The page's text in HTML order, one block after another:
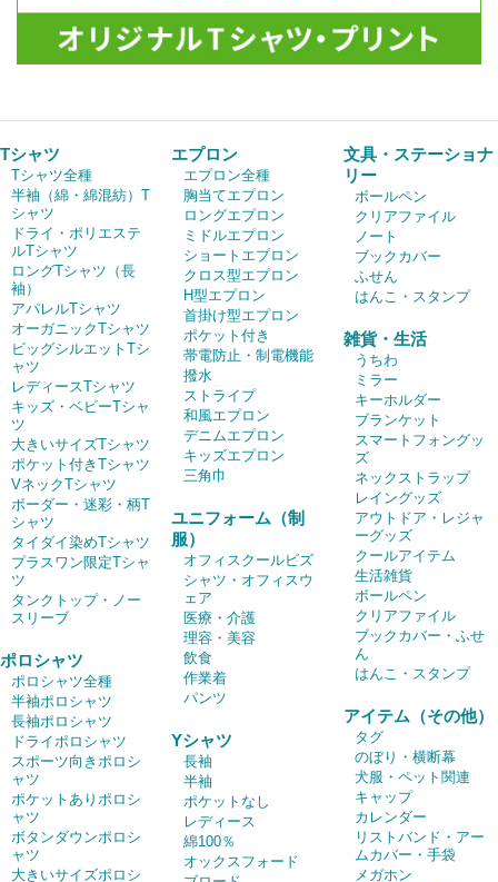
Tシャツ
Tシャツ全種
半袖（綿・綿混紡）T
シャツ
ドライ・ポリエステ
ルTシャツ
ロングTシャツ（長
袖）
アパレルTシャツ
オーガニックTシャツ
ビッグシルエットTシ
ャツ
レディースTシャツ
キッズ・ベビーTシャ
ツ
大きいサイズTシャツ
ポケット付きTシャツ
VネックTシャツ
ボーダー・迷彩・柄T
シャツ
タイダイ染めTシャツ
プラスワン限定Tシャ
ツ
タンクトップ・ノー
スリーブ
ポロシャツ
ポロシャツ全種
半袖ポロシャツ
長袖ポロシャツ
ドライポロシャツ
スポーツ向きポロシ
ャツ
ポケットありポロシ
ャツ
ボタンダウンポロシ
ャツ
大きいサイズポロシ
エプロン
エプロン全種
胸当てエプロン
ロングエプロン
ミドルエプロン
ショートエプロン
クロス型エプロン
H型エプロン
首掛け型エプロン
ポケット付き
帯電防止・制電機能
撥水
ストライプ
和風エプロン
デニムエプロン
キッズエプロン
三角巾
ユニフォーム（制
服）
オフィスクールビズ
シャツ・オフィスウ
ェア
医療・介護
理容・美容
飲食
作業着
パンツ
Yシャツ
長袖
半袖
ポケットなし
レディース
綿100％
オックスフォード
文具・ステーショナ
リー
ボールペン
クリアファイル
ノート
ブックカバー
ふせん
はんこ・スタンプ
雑貨・生活
うちわ
ミラー
キーホルダー
ブランケット
スマートフォングッ
ズ
ネックストラップ
レイングッズ
アウトドア・レジャ
ーグッズ
クールアイテム
生活雑貨
ボールペン
クリアファイル
ブックカバー・ふせ
ん
はんこ・スタンプ
アイテム（その他）
タグ
のぼり・横断幕
犬服・ペット関連
キャップ
カレンダー
リストバンド・アー
ムカバー・手袋
メガホン